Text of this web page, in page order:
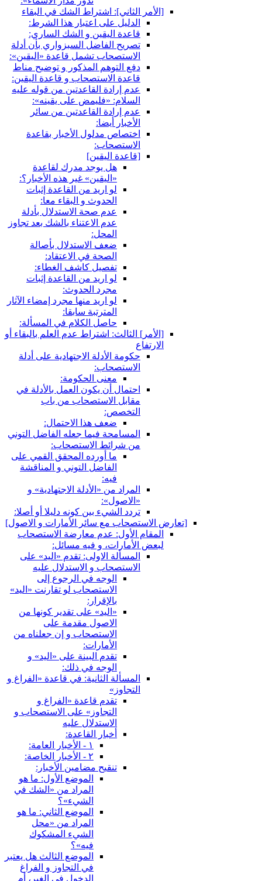
[الأمر الثاني‏]: اشتراط الشك في البقاء
الدليل على اعتبار هذا الشرط:
قاعدة اليقين و الشك الساري:
تصريح الفاضل السبزواري بأن أدلة
الاستصحاب تشمل قاعدة «اليقين»:
دفع التوهم المذكور و توضيح مناط
قاعدة الاستصحاب و قاعدة اليقين:
عدم إرادة القاعدتين من قوله عليه
السلام: «فليمض على يقينه»:
عدم إرادة القاعدتين من سائر
الأخبار أيضا:
اختصاص مدلول الأخبار بقاعدة
الاستصحاب:
[قاعدة اليقين‏]
هل يوجد مدرك لقاعدة
«اليقين» غير هذه الأخبار؟:
لو اريد من القاعدة إثبات
الحدوث و البقاء معا:
عدم صحة الاستدلال بأدلة
عدم الاعتناء بالشك بعد تجاوز
المحل:
ضعف الاستدلال بأصالة
الصحة في الاعتقاد:
تفصيل كاشف الغطاء:
لو اريد من القاعدة إثبات
مجرد الحدوث:
لو اريد منها مجرد إمضاء الآثار
المترتبة سابقا:
حاصل الكلام في المسألة:
[الأمر] الثالث: اشتراط عدم العلم بالبقاء أو
الارتفاع
حكومة الأدلة الاجتهادية على أدلة
الاستصحاب:
معنى الحكومة:
احتمال أن يكون العمل بالأدلة في
مقابل الاستصحاب من باب
التخصص:
ضعف هذا الاحتمال:
المسامحة فيما جعله الفاضل التوني
من شرائط الاستصحاب:
ما أورده المحقق القمي على
الفاضل التوني و المناقشة
فيه:
المراد من «الأدلة الاجتهادية» و
«الاصول»:
تردد الشي‏ء بين كونه دليلا أو أصلا:
[تعارض الاستصحاب مع سائر الأمارات و الاصول‏]
المقام الأول: عدم معارضة الاستصحاب
لبعض الأمارات، و فيه مسائل:
المسألة الاولى: تقدم «اليد» على
الاستصحاب و الاستدلال عليه
الوجه في الرجوع إلى
الاستصحاب لو تقارنت «اليد»
بالإقرار:
«اليد» على تقدير كونها من
الاصول مقدمة على
الاستصحاب و إن جعلناه من
الأمارات:
تقدم البينة على «اليد» و
الوجه في ذلك:
المسألة الثانية: في قاعدة «الفراغ و
التجاوز»
تقدم قاعدة «الفراغ و
التجاوز» على الاستصحاب و
الاستدلال عليه
أخبار القاعدة:
١ - الأخبار العامة:
٢ - الأخبار الخاصة:
تنقيح مضامين الأخبار:
الموضع الأول: ما هو
المراد من «الشك في
الشي‏ء»؟
الموضع الثاني: ما هو
المراد من «محل
الشي‏ء المشكوك
فيه»؟
الموضع الثالث هل يعتبر
في التجاوز و الفراغ
الدخول في الغير، أم